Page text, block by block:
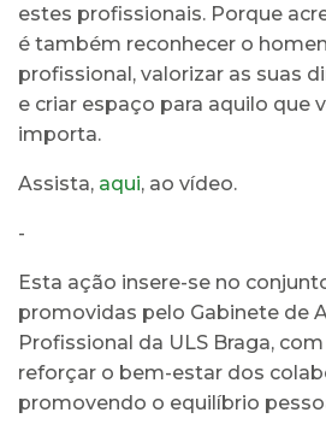
estes profissionais. Porque
é também reconhecer o
profissional, valorizar as suas
e criar espaço para aquilo que
importa.
Assista, aqui, ao vídeo.
-
Esta ação insere-se no
promovidas pelo Gabinete de
Profissional da ULS Braga,
reforçar o bem-estar dos
promovendo o equilíbrio